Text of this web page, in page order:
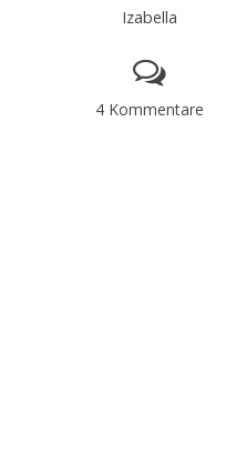
Izabella
4 Kommentare